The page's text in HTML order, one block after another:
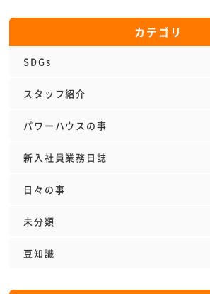
カテゴリ
SDGs
スタッフ紹介
パワーハウスの事
新入社員業務日誌
日々の事
未分類
豆知識